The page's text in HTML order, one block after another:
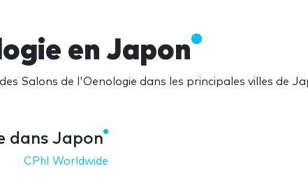
en Japon
Salons de l'Oenologie dans les principales villes de
dans Japon
CPhI Worldwide